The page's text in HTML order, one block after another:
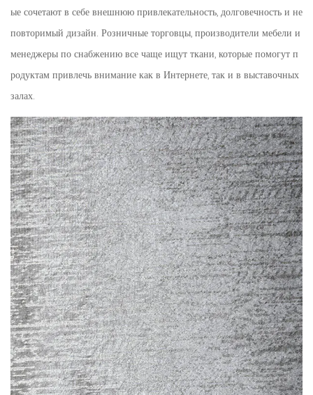
ые сочетают в себе внешнюю привлекательность, долговечность и не
повторимый дизайн. Розничные торговцы, производители мебели и
менеджеры по снабжению все чаще ищут ткани, которые помогут п
родуктам привлечь внимание как в Интернете, так и в выставочных
залах.